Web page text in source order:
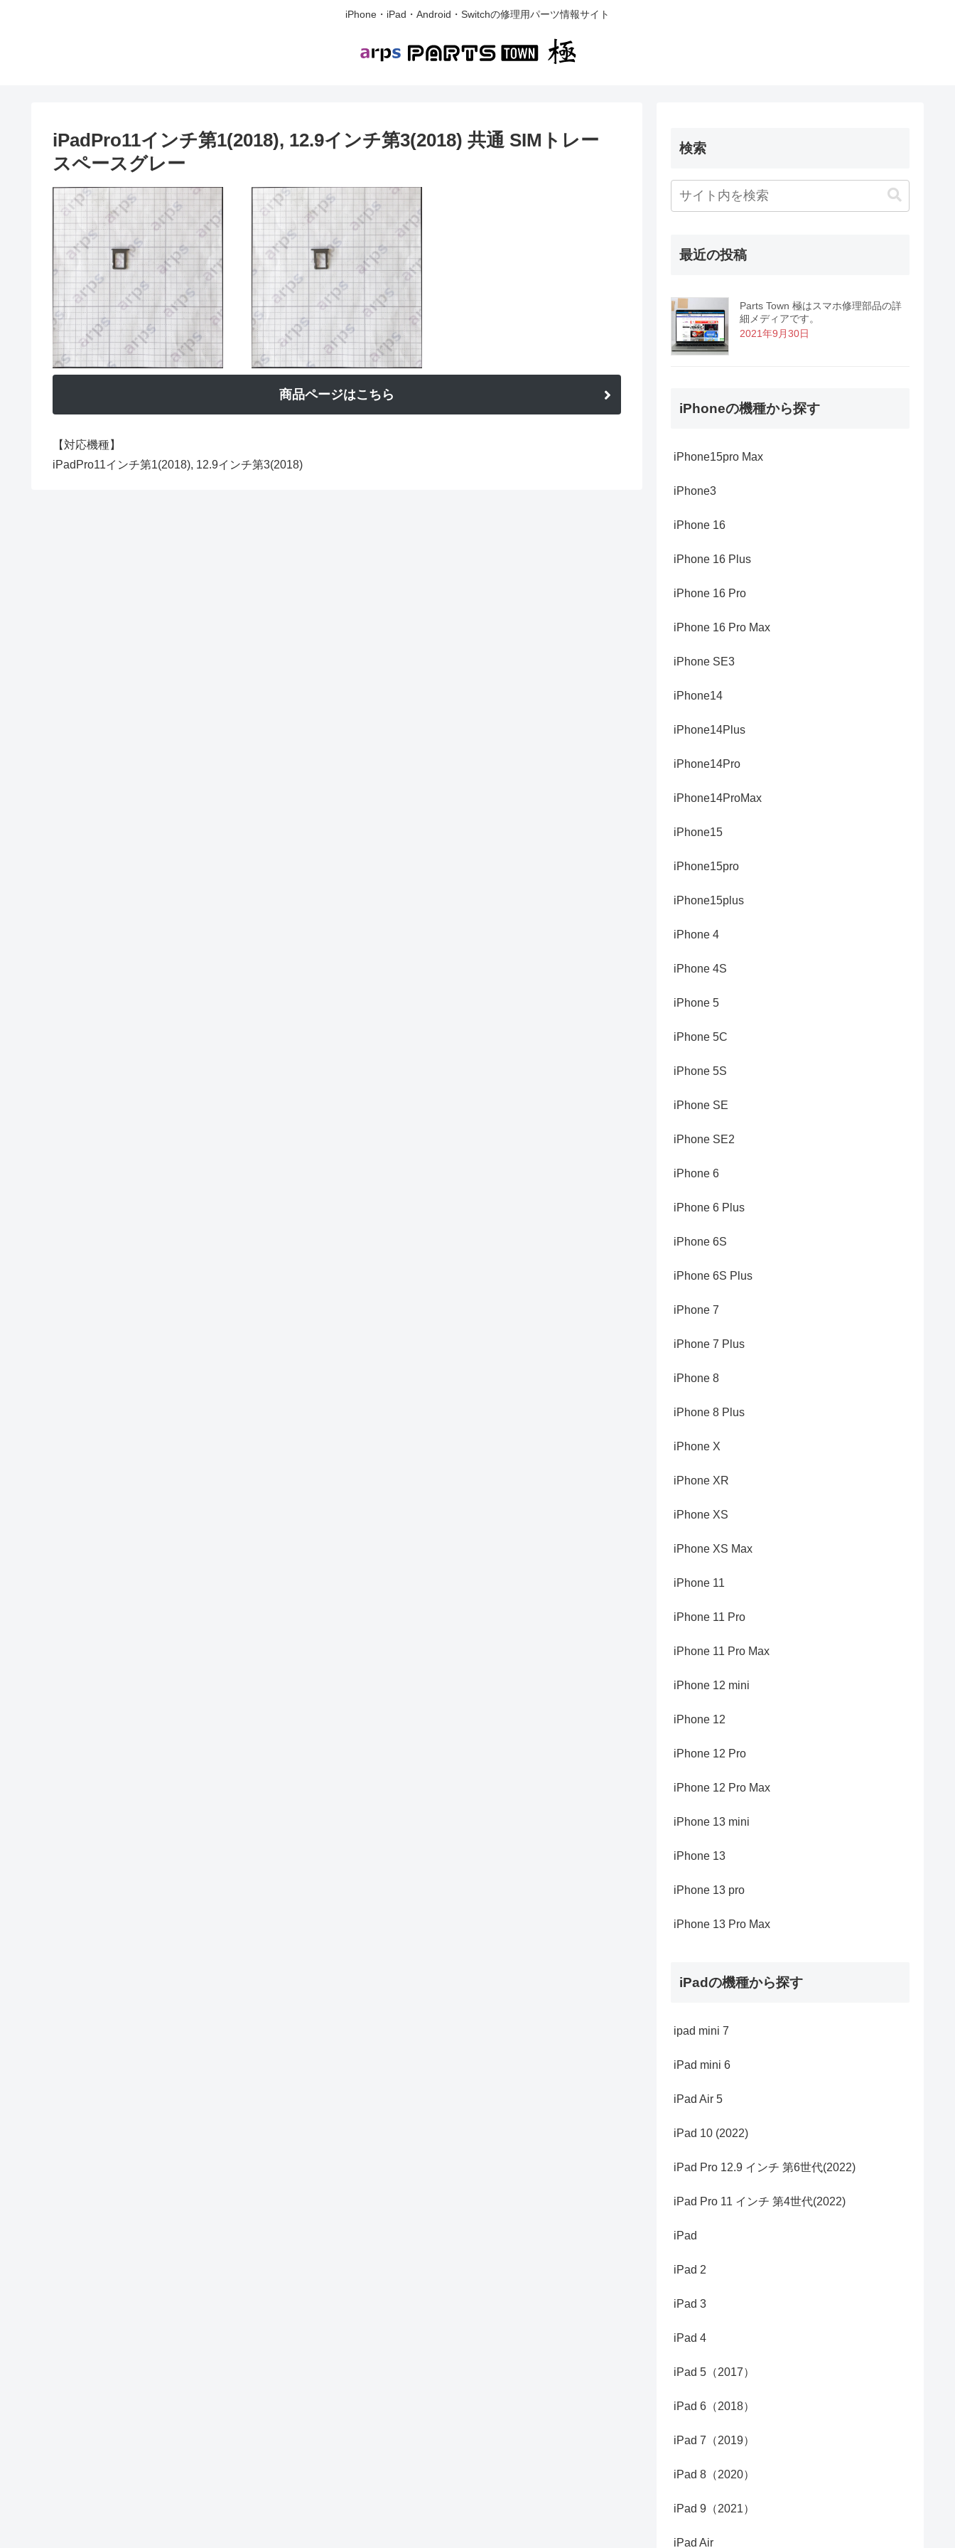
iPhone・iPad・Android・Switchの修理用パーツ情報サイト
iPadPro11インチ第1(2018), 12.9インチ第3(2018) 共通 SIMトレー
スペースグレー
商品ページはこちら
【対応機種】
iPadPro11インチ第1(2018), 12.9インチ第3(2018)
検索
最近の投稿
Parts Town 極はスマホ修理部品の詳
細メディアです。
2021年9月30日
iPhoneの機種から探す
iPhone15pro Max
iPhone3
iPhone 16
iPhone 16 Plus
iPhone 16 Pro
iPhone 16 Pro Max
iPhone SE3
iPhone14
iPhone14Plus
iPhone14Pro
iPhone14ProMax
iPhone15
iPhone15pro
iPhone15plus
iPhone 4
iPhone 4S
iPhone 5
iPhone 5C
iPhone 5S
iPhone SE
iPhone SE2
iPhone 6
iPhone 6 Plus
iPhone 6S
iPhone 6S Plus
iPhone 7
iPhone 7 Plus
iPhone 8
iPhone 8 Plus
iPhone X
iPhone XR
iPhone XS
iPhone XS Max
iPhone 11
iPhone 11 Pro
iPhone 11 Pro Max
iPhone 12 mini
iPhone 12
iPhone 12 Pro
iPhone 12 Pro Max
iPhone 13 mini
iPhone 13
iPhone 13 pro
iPhone 13 Pro Max
iPadの機種から探す
ipad mini 7
iPad mini 6
iPad Air 5
iPad 10 (2022)
iPad Pro 12.9 インチ 第6世代(2022)
iPad Pro 11 インチ 第4世代(2022)
iPad
iPad 2
iPad 3
iPad 4
iPad 5（2017）
iPad 6（2018）
iPad 7（2019）
iPad 8（2020）
iPad 9（2021）
iPad Air